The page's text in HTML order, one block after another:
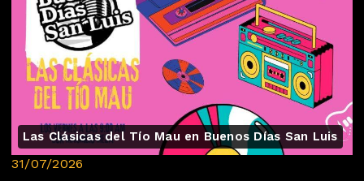
Las Clásicas del Tío Mau en Buenos Días San Luis
31/07/2026